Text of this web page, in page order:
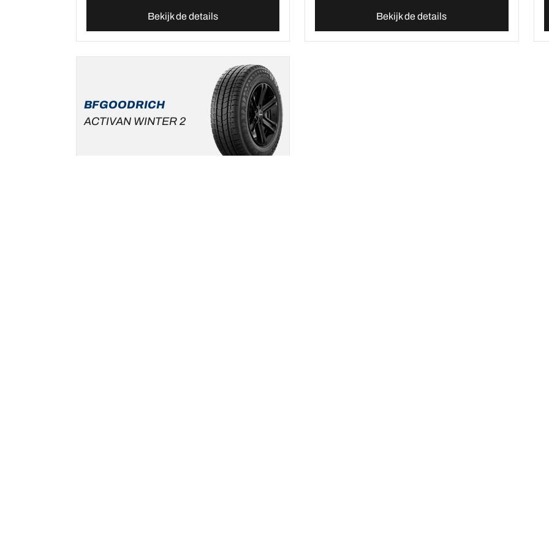
Bekijk de details Bekijk de details
BFGOODRICH
ACTIVAN WINTER 2